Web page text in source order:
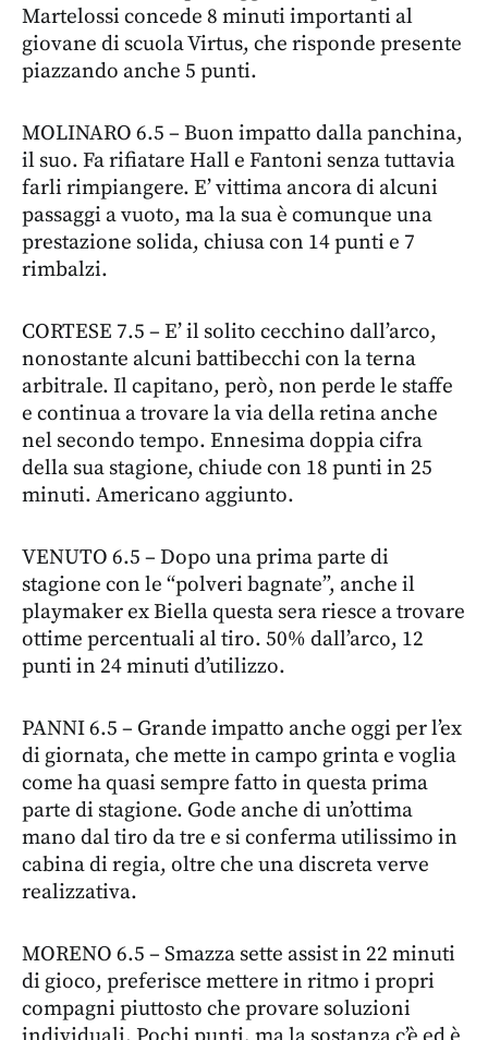
Martelossi concede 8 minuti importanti al
giovane di scuola Virtus, che risponde presente
piazzando anche 5 punti.
MOLINARO 6.5 – Buon impatto dalla panchina,
il suo. Fa rifiatare Hall e Fantoni senza tuttavia
farli rimpiangere. E’ vittima ancora di alcuni
passaggi a vuoto, ma la sua è comunque una
prestazione solida, chiusa con 14 punti e 7
rimbalzi.
CORTESE 7.5 – E’ il solito cecchino dall’arco,
nonostante alcuni battibecchi con la terna
arbitrale. Il capitano, però, non perde le staffe
e continua a trovare la via della retina anche
nel secondo tempo. Ennesima doppia cifra
della sua stagione, chiude con 18 punti in 25
minuti. Americano aggiunto.
VENUTO 6.5 – Dopo una prima parte di
stagione con le “polveri bagnate”, anche il
playmaker ex Biella questa sera riesce a trovare
ottime percentuali al tiro. 50% dall’arco, 12
punti in 24 minuti d’utilizzo.
PANNI 6.5 – Grande impatto anche oggi per l’ex
di giornata, che mette in campo grinta e voglia
come ha quasi sempre fatto in questa prima
parte di stagione. Gode anche di un’ottima
mano dal tiro da tre e si conferma utilissimo in
cabina di regia, oltre che una discreta verve
realizzativa.
MORENO 6.5 – Smazza sette assist in 22 minuti
di gioco, preferisce mettere in ritmo i propri
compagni piuttosto che provare soluzioni